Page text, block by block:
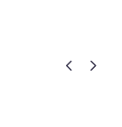
 